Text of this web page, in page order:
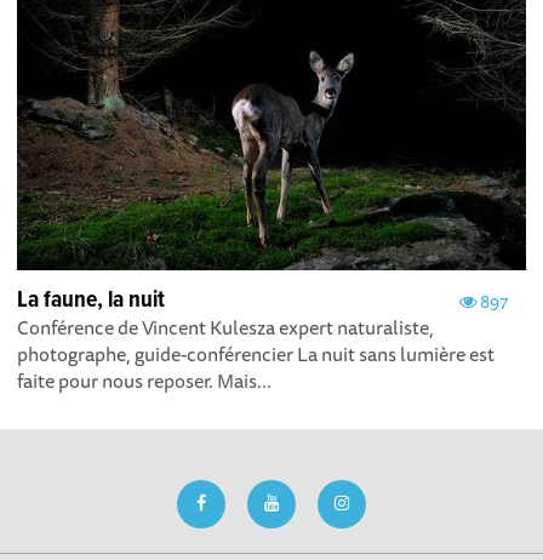
897
La faune, la nuit
Conférence de Vincent Kulesza expert naturaliste,
photographe, guide-conférencier La nuit sans lumière est
faite pour nous reposer. Mais...